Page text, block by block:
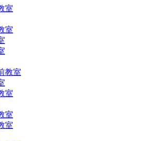
室
室
教室
室
室
室